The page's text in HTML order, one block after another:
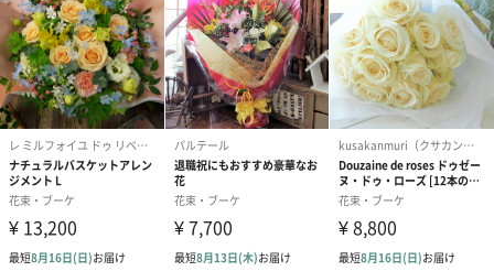
銀座ゼリー
果物の味をそのまま生かし、上品でフルーティな香りと優しい甘
みに仕上げた、銀座千疋屋オリジナルのフルーツゼリーの詰め合
わせです。
キウイ